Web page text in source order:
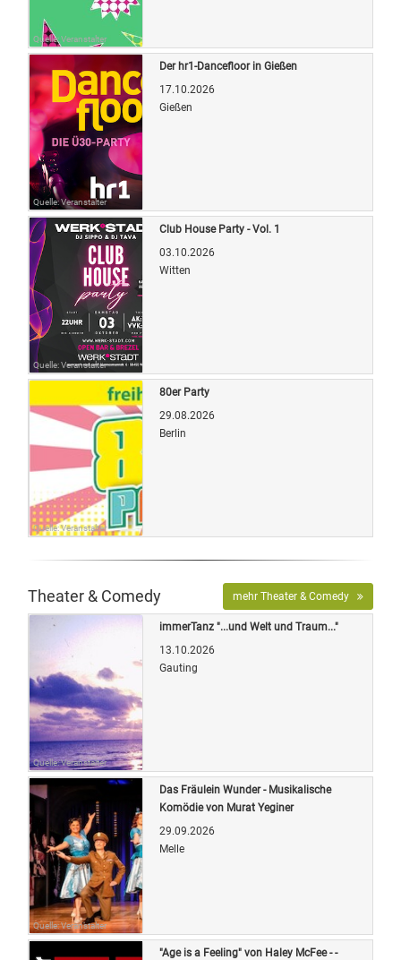
Quelle: Veranstalter
Quelle: Veranstalter
Der hr1-Dancefloor in Gießen
17.10.2026
Gießen
Quelle: Veranstalter
Club House Party - Vol. 1
03.10.2026
Witten
Quelle: Veranstalter
80er Party
29.08.2026
Berlin
Theater & Comedy mehr Theater & Comedy
Quelle: Veranstalter
immerTanz "...und Welt und Traum..."
13.10.2026
Gauting
Quelle: Veranstalter
Das Fräulein Wunder - Musikalische
Komödie von Murat Yeginer
29.09.2026
Melle
"Age is a Feeling" von Haley McFee - -